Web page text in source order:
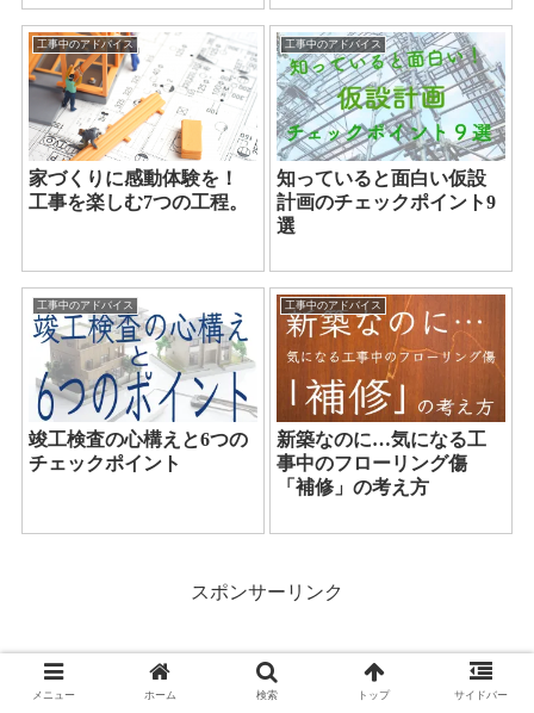
工事中のアドバイス
家づくりに感動体験を！
工事を楽しむ7つの工程。
工事中のアドバイス
知っていると面白い仮設
計画のチェックポイント9
選
工事中のアドバイス
竣工検査の心構えと6つの
チェックポイント
工事中のアドバイス
新築なのに…気になる工
事中のフローリング傷
「補修」の考え方
スポンサーリンク
メニュー ホーム 検索 トップ サイドバー